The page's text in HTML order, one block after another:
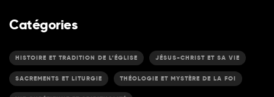
Catégories
HISTOIRE ET TRADITION DE L’ÉGLISE JÉSUS-CHRIST ET SA VIE
SACREMENTS ET LITURGIE THÉOLOGIE ET MYSTÈRE DE LA FOI